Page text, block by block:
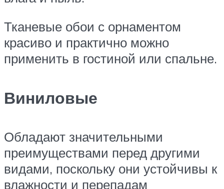
Тканевые обои с орнаментом
красиво и практично можно
применить в гостиной или спальне.
Виниловые
Обладают значительными
преимуществами перед другими
видами, поскольку они устойчивы к
влажности и перепадам